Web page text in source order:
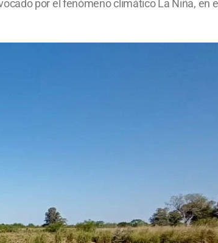
por el fenómeno climático La Niña, en